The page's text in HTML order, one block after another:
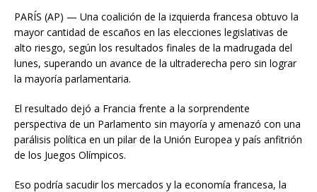
PARÍS (AP) — Una coalición de la izquierda francesa obtuvo la
mayor cantidad de escaños en las elecciones legislativas de
alto riesgo, según los resultados finales de la madrugada del
lunes, superando un avance de la ultraderecha pero sin lograr
la mayoría parlamentaria.
El resultado dejó a Francia frente a la sorprendente
perspectiva de un Parlamento sin mayoría y amenazó con una
parálisis política en un pilar de la Unión Europea y país anfitrión
de los Juegos Olímpicos.
Eso podría sacudir los mercados y la economía francesa, la